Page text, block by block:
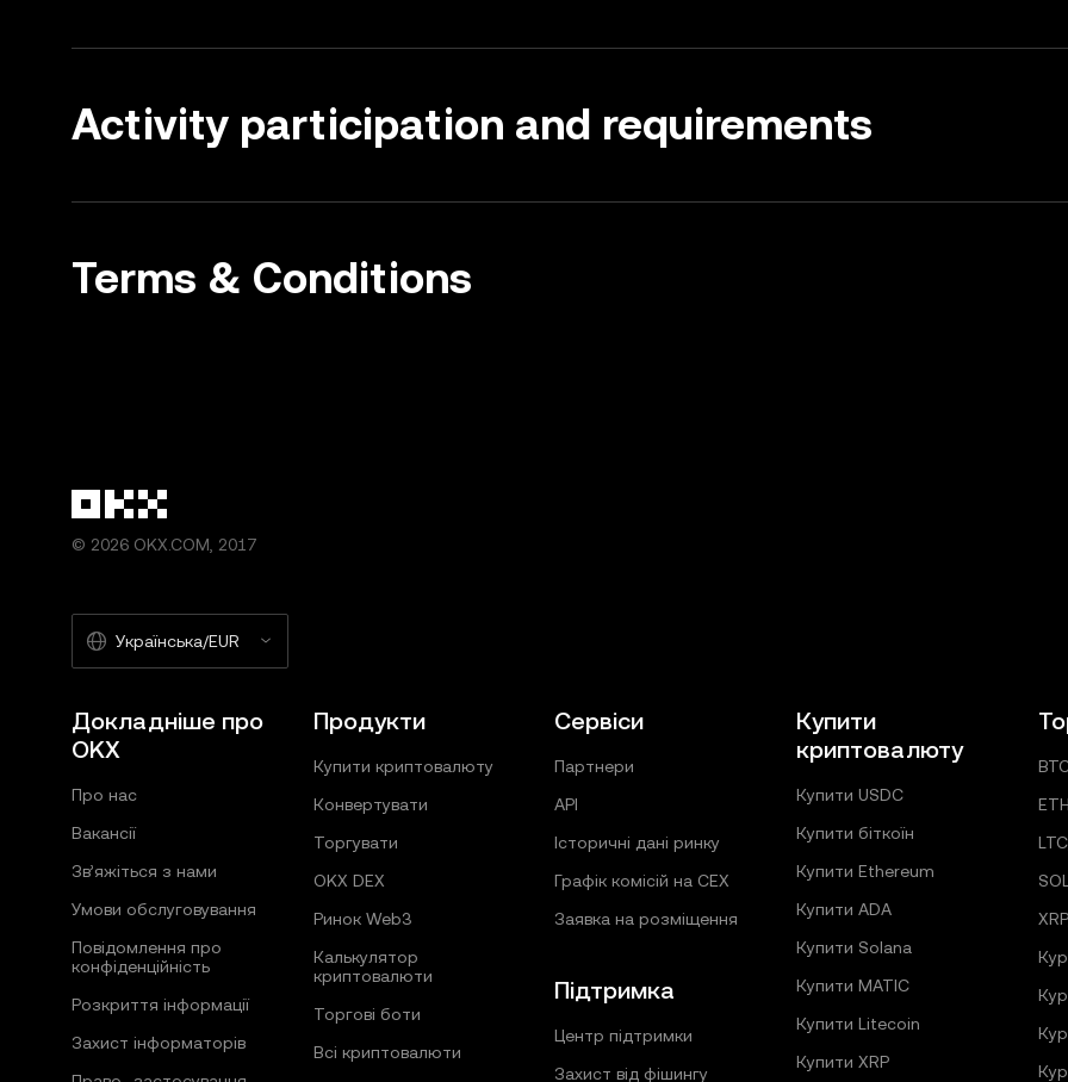
Activity participation and requirements
Terms & Conditions
© 2026 OKX.COM, 2017
Українська/EUR
Докладніше про
OKX
Про нас
Вакансії
Зв’яжіться з нами
Умови обслуговування
Повідомлення про
конфіденційність
Розкриття інформації
Захист інформаторів
Продукти
Купити криптовалюту
Конвертувати
Торгувати
OKX DEX
Ринок Web3
Калькулятор
криптовалюти
Торгові боти
Всі криптовалюти
Сервіси
Партнери
API
Історичні дані ринку
Графік комісій на CEX
Заявка на розміщення
Підтримка
Центр підтримки
Захист від фішингу
Купити
криптовалюту
Купити USDC
Купити біткоїн
Купити Ethereum
Купити ADA
Купити Solana
Купити MATIC
Купити Litecoin
Купити XRP